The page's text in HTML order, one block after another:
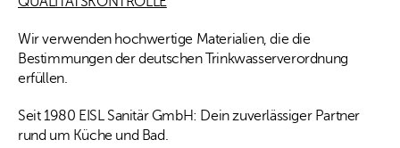
Wir verwenden hochwertige Materialien, die die
Bestimmungen der deutschen Trinkwasserverordnung
erfüllen.
Seit 1980 EISL Sanitär GmbH: Dein zuverlässiger Partner
rund um Küche und Bad.